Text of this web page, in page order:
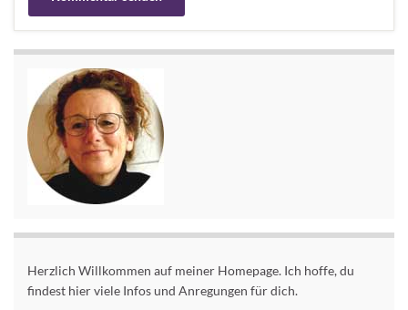
Alternative:
Herzlich Willkommen auf meiner Homepage. Ich hoffe, du
findest hier viele Infos und Anregungen für dich.